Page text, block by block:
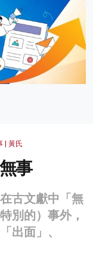
| 黃氏
事
古文獻中「無
別的）事外，
出面」、